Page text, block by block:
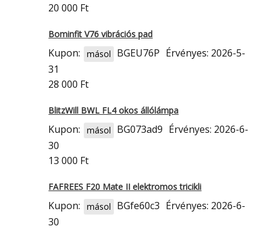
20 000 Ft
Bominfit V76 vibrációs pad
Kupon: másol BGEU76P Érvényes: 2026-5-
31
28 000 Ft
BlitzWill BWL FL4 okos állólámpa
Kupon: másol BG073ad9 Érvényes: 2026-6-
30
13 000 Ft
FAFREES F20 Mate II elektromos tricikli
Kupon: másol BGfe60c3 Érvényes: 2026-6-
30